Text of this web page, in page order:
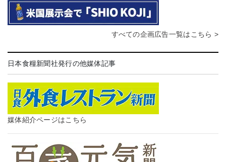
すべての企画広告一覧はこちら >
日本食糧新聞社発行の他媒体記事
媒体紹介ページはこちら